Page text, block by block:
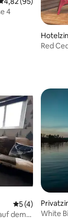
4
Red
5 (4)
dem
Nestor
White